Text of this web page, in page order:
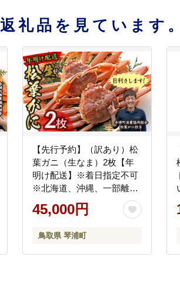
礼品を見ています。
【先行予約】（訳あり）松
葉ガニ（生なま）2枚【年
明け配送】※着日指定不可
※北海道、沖縄、一部離島
への配送不可《ずわいが
に かに カニ 蟹》
45,000円
鳥取県 琴浦町